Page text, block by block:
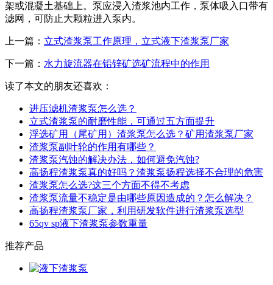
架或混凝土基础上。泵应浸入渣浆池内工作，泵体吸入口带有
滤网，可防止大颗粒进入泵内。
上一篇： 立式渣浆泵工作原理，立式液下渣浆泵厂家
下一篇： 水力旋流器在铅锌矿选矿流程中的作用
读了本文的朋友还喜欢：
进压滤机渣浆泵怎么选？
立式渣浆泵的耐磨性能，可通过五方面提升
浮选矿用（尾矿用）渣浆泵怎么选？矿用渣浆泵厂家
渣浆泵副叶轮的作用有哪些？
渣浆泵汽蚀的解决办法，如何避免汽蚀?
高扬程渣浆泵真的好吗？渣浆泵扬程选择不合理的危害
渣浆泵怎么选?这三个方面不得不考虑
渣浆泵流量不稳定是由哪些原因造成的？怎么解决？
高扬程渣浆泵厂家，利用研发软件进行渣浆泵选型
65qv sp液下渣浆泵参数重量
推荐产品